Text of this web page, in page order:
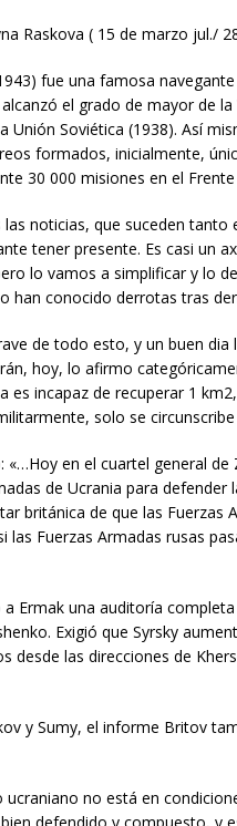
Raskova ( 15 de marzo jul./
fue una famosa
el grado de mayor de
Unión Soviética (1938). Así
formados, inicialmente,
30 000 misiones en el
noticias, que suceden
tener presente. Es casi un
lo vamos a simplificar y lo
han conocido derrotas tras
de todo esto, y un buen
hoy, lo afirmo
es incapaz de recuperar 1
solo se
«…Hoy en el cuartel general
de Ucrania para
británica de que las Fuerzas
las Fuerzas Armadas rusas
a Ermak una auditoría
Exigió que Syrsky
desde las direcciones de
y Sumy, el informe Britov
ucraniano no está en